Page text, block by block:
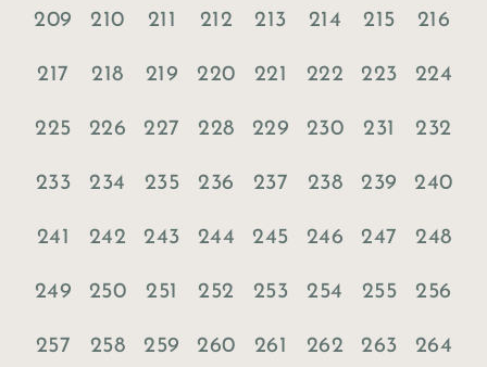
209 210 211 212 213 214 215 216
217 218 219 220 221 222 223 224
225 226 227 228 229 230 231 232
233 234 235 236 237 238 239 240
241 242 243 244 245 246 247 248
249 250 251 252 253 254 255 256
257 258 259 260 261 262 263 264